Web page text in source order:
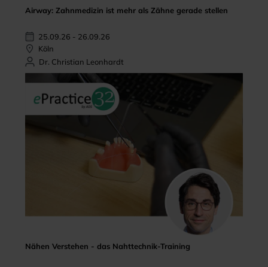
Airway: Zahnmedizin ist mehr als Zähne gerade stellen
25.09.26 - 26.09.26
Köln
Dr. Christian Leonhardt
Nähen Verstehen - das Nahttechnik-Training